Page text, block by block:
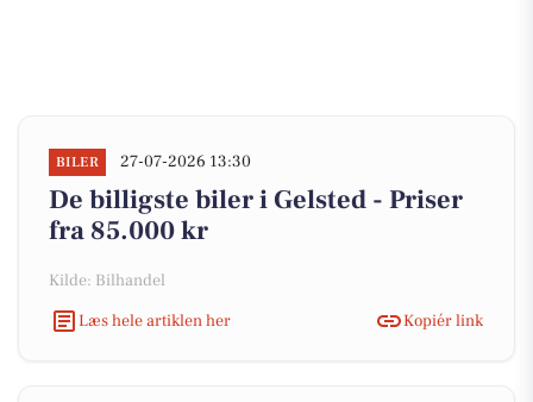
BILER 27-07-2026 13:30
De billigste biler i Gelsted - Priser
fra 85.000 kr
Kilde: Bilhandel
Læs hele artiklen her
Kopiér link